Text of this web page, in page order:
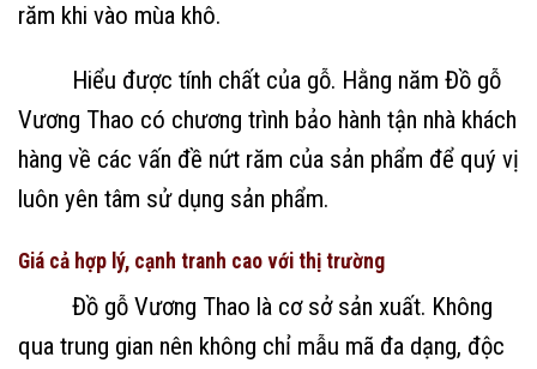
răm khi vào mùa khô.
Hiểu được tính chất của gỗ. Hằng năm Đồ gỗ
Vương Thao có chương trình bảo hành tận nhà khách
hàng về các vấn đề nứt răm của sản phẩm để quý vị
luôn yên tâm sử dụng sản phẩm.
Giá cả hợp lý, cạnh tranh cao với thị trường
Đồ gỗ Vương Thao là cơ sở sản xuất. Không
qua trung gian nên không chỉ mẫu mã đa dạng, độc